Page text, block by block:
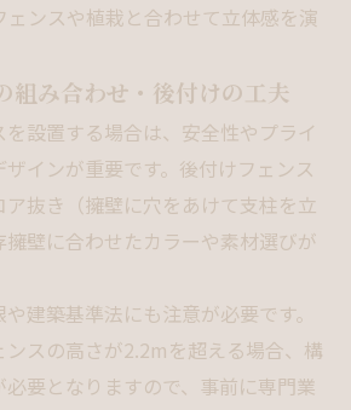
ェンスや植栽と合わせて立体感を演
組み合わせ・後付けの工夫
設置する場合は、安全性やプライ
インが重要です。後付けフェンス
抜き（擁壁に穴をあけて支柱を立
壁に合わせたカラーや素材選びが
建築基準法にも注意が必要です。
スの高さが2.2mを超える場合、構
要となりますので、事前に専門業